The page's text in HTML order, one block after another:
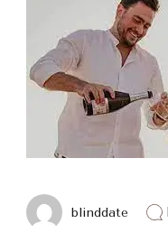
blinddate